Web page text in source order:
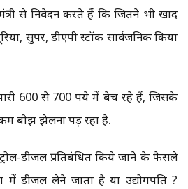
से निवेदन करते हैं कि जितने भी खाद
सुपर, डीएपी स्टॉक सार्वजनिक किया
600 से 700 रुपये में बेच रहे हैं, जिसके
बोझ झेलना पड़ रहा है.
डीजल प्रतिबंधित किये जाने के फैसले
में डीजल लेने जाता है या उद्योगपति ?